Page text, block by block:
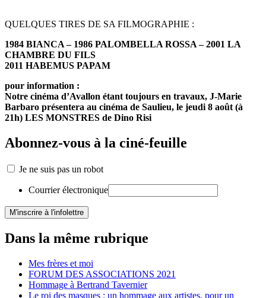
QUELQUES TIRES DE SA FILMOGRAPHIE :
1984 BIANCA – 1986 PALOMBELLA ROSSA – 2001 LA
CHAMBRE DU FILS
2011 HABEMUS PAPAM
pour information :
Notre cinéma d’Avallon étant toujours en travaux, J-Marie
Barbaro présentera au cinéma de Saulieu, le jeudi 8 août (à
21h) LES MONSTRES de Dino Risi
Abonnez-vous à la ciné-feuille
Je ne suis pas un robot
Courrier électronique
Dans la même rubrique
Mes frères et moi
FORUM DES ASSOCIATIONS 2021
Hommage à Bertrand Tavernier
Le roi des masques : un hommage aux artistes, pour un